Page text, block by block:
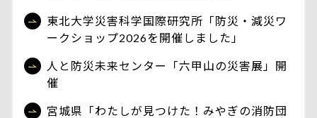
東北大学災害科学国際研究所「防災・減災ワ
ークショップ2026を開催しました」
人と防災未来センター「六甲山の災害展」開
催
宮城県「わたしが見つけた！みやぎの消防団